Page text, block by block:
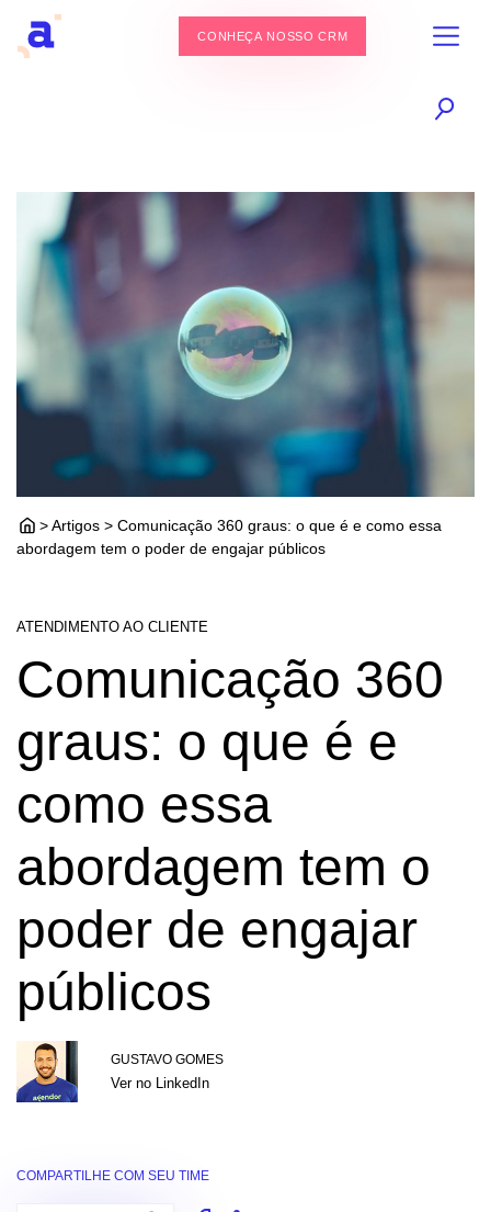
CONHEÇA NOSSO CRM
> Artigos > Comunicação 360 graus: o que é e como essa
abordagem tem o poder de engajar públicos
ATENDIMENTO AO CLIENTE
Comunicação 360
graus: o que é e
como essa
abordagem tem o
poder de engajar
públicos
GUSTAVO GOMES
Ver no LinkedIn
COMPARTILHE COM SEU TIME